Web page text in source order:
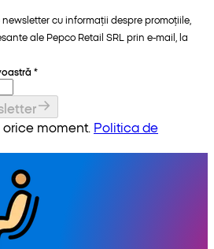
cu informații despre promoțiile,
ale Pepco Retail SRL prin e-mail, la
*
moment. Politica de